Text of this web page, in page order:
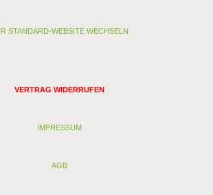
STANDARD-WEBSITE WECHSELN
VERTRAG WIDERRUFEN
IMPRESSUM
AGB